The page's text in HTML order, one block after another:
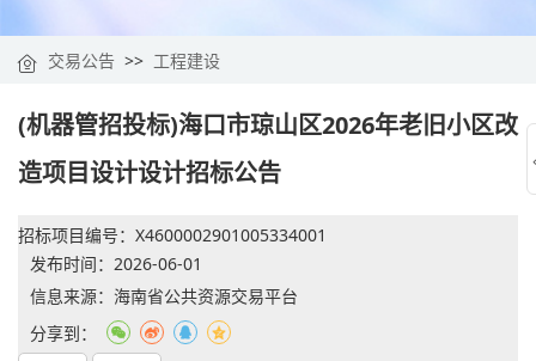
交易公告 >> 工程建设
(机器管招投标)海口市琼山区2026年老旧小区改
造项目设计设计招标公告
招标项目编号：X4600002901005334001
发布时间： 2026-06-01
信息来源：海南省公共资源交易平台
分享到：